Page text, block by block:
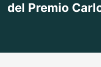
del Premio